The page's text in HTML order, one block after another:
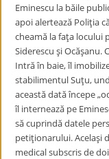
Eminescu la băile
apoi alertează Poliţia
cheamă la faţa locului
Siderescu şi Ocăşanu.
Intră în baie, îl
stabilimentul Suţu,
această dată începe
îl internează pe
să cuprindă datele
petiţionarului. Acelaşi
medical subscris de